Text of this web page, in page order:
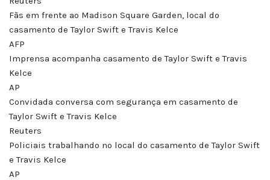
Fãs em frente ao Madison Square Garden, local do
casamento de Taylor Swift e Travis Kelce
AFP
Imprensa acompanha casamento de Taylor Swift e Travis
Kelce
AP
Convidada conversa com segurança em casamento de
Taylor Swift e Travis Kelce
Reuters
Policiais trabalhando no local do casamento de Taylor Swift
e Travis Kelce
AP